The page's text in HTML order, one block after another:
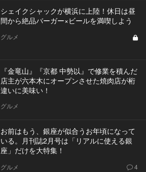
シェイクシャックが横浜に上陸！休日は昼
間から絶品バーガー×ビールを満喫しよう
グルメ
『金竜山』『京都 中勢以』で修業を積んだ
店主が六本木にオープンさせた焼肉店が桁
違いに美味い！
グルメ
お前はもう、銀座が似合うお年頃になって
いる。月刊誌2月号は「リアルに使える銀
座」だけを大特集！
グルメ 4